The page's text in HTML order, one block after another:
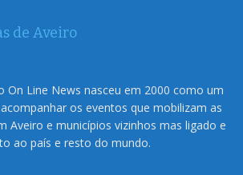
On Line News nasceu em 2000 como um
os eventos que mobilizam as
Aveiro e municípios vizinhos mas ligado e
ao país e resto do mundo.